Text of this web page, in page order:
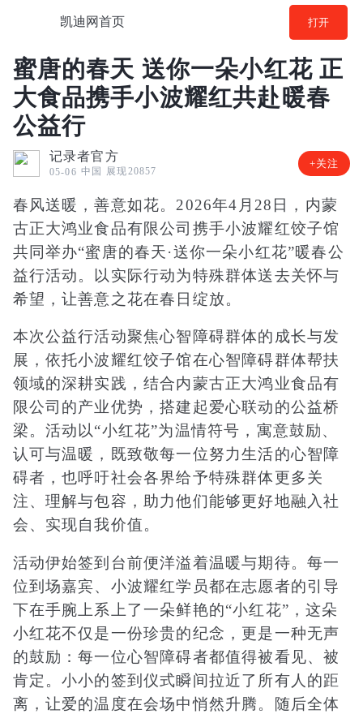
凯迪网首页 打开
蜜唐的春天 送你一朵小红花 正
大食品携手小波耀红共赴暖春
公益行
记录者官方
05-06 中国 展现20857
+关注
春风送暖，善意如花。2026年4月28日，内蒙
古正大鸿业食品有限公司携手小波耀红饺子馆
共同举办“蜜唐的春天·送你一朵小红花”暖春公
益行活动。以实际行动为特殊群体送去关怀与
希望，让善意之花在春日绽放。
本次公益行活动聚焦心智障碍群体的成长与发
展，依托小波耀红饺子馆在心智障碍群体帮扶
领域的深耕实践，结合内蒙古正大鸿业食品有
限公司的产业优势，搭建起爱心联动的公益桥
梁。活动以“小红花”为温情符号，寓意鼓励、
认可与温暖，既致敬每一位努力生活的心智障
碍者，也呼吁社会各界给予特殊群体更多关
注、理解与包容，助力他们能够更好地融入社
会、实现自我价值。
活动伊始签到台前便洋溢着温暖与期待。每一
位到场嘉宾、小波耀红学员都在志愿者的引导
下在手腕上系上了一朵鲜艳的“小红花”，这朵
小红花不仅是一份珍贵的纪念，更是一种无声
的鼓励：每一位心智障碍者都值得被看见、被
肯定。小小的签到仪式瞬间拉近了所有人的距
离，让爱的温度在会场中悄然升腾。随后全体